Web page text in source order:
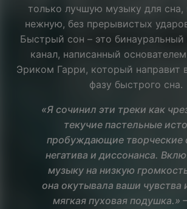
только лучшую музыку для сна,
нежную, без прерывистых
Быстрый сон – это
канал, написанный
Эриком Гарри, который направит
фазу быстрого сна.
«Я сочинил эти треки как
текучие пастельные
пробуждающие творческие
негатива и диссонанса.
музыку на низкую
она окутывала ваши чувства
мягкая пуховая подушка.»